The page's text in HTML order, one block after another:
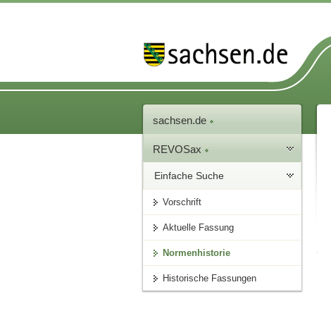
sachsen.de
REVOSax
Einfache Suche
Vorschrift
Aktuelle Fassung
Normenhistorie
Historische Fassungen